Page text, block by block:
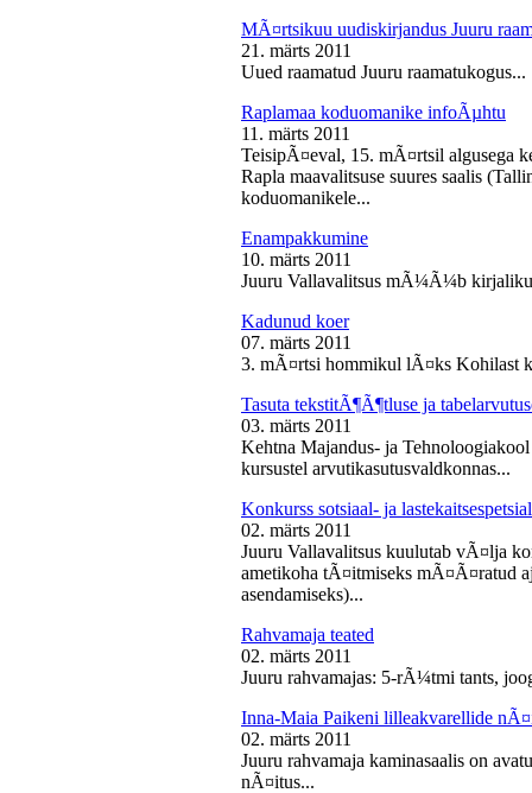
MÃ¤rtsikuu uudiskirjandus Juuru
21. märts 2011
Uued raamatud Juuru raamatukogus...
Raplamaa koduomanike infoÃµhtu
11. märts 2011
TeisipÃ¤eval, 15. mÃ¤rtsil algusega
Rapla maavalitsuse suures saalis
koduomanikele...
Enampakkumine
10. märts 2011
Juuru Vallavalitsus mÃ¼Ã¼b kirjaliku
Kadunud koer
07. märts 2011
3. mÃ¤rtsi hommikul lÃ¤ks Kohilast
Tasuta tekstitÃ¶Ã¶tluse ja
03. märts 2011
Kehtna Majandus- ja
kursustel arvutikasutusvaldkonnas...
Konkurss sotsiaal- ja
02. märts 2011
Juuru Vallavalitsus kuulutab vÃ¤lja
ametikoha tÃ¤itmiseks mÃ¤Ã¤ratud
asendamiseks)...
Rahvamaja teated
02. märts 2011
Juuru rahvamajas: 5-rÃ¼tmi tants,
Inna-Maia Paikeni lilleakvarellide
02. märts 2011
Juuru rahvamaja kaminasaalis on
nÃ¤itus...